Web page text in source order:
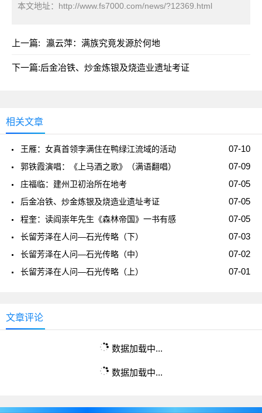
本文地址： http://www.fs7000.com/news/?12369.html
上一篇: 瀛云萍：满族究竟发源於何地
下一篇:后金冶铁、炒金炼银及烧造业遗址考证
相关文章
07-10
王雁：女真首领李满住在鸭绿江流域的活动
07-09
郭铁霞演唱：《上马酒之歌》（满语翻唱）
07-05
庄福临：建州卫初治所在地考
07-05
后金冶铁、炒金炼银及烧造业遗址考证
07-05
程奎：读阎崇年先生《森林帝国》一书有感
07-03
长留芳泽在人问—石光传略（下）
07-02
长留芳泽在人问—石光传略（中）
07-01
长留芳泽在人问—石光传略（上）
文章评论
数据加载中...
数据加载中...